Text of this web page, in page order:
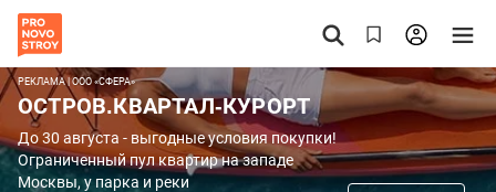
РЕКЛАМА | ООО «СФЕРА»
ОСТРОВ.КВАРТАЛ-КУРОРТ
До 30 августа - выгодные условия покупки!
Ограниченный пул квартир на западе
Москвы, у парка и реки